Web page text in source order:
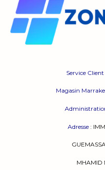
Service Client
Magasin
Adresse :
MHAMID